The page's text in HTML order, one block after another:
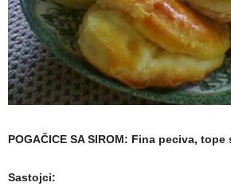
POGAČICE SA SIROM: Fina peciva,
Sastojci: